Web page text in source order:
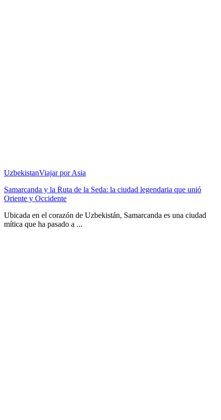
UzbekistanViajar por Asia
Samarcanda y la Ruta de la Seda: la ciudad legendaria que unió
Oriente y Occidente
Ubicada en el corazón de Uzbekistán, Samarcanda es una ciudad
mítica que ha pasado a ...